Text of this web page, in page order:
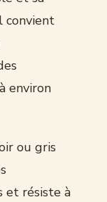
convient
environ
ou gris
et résiste à